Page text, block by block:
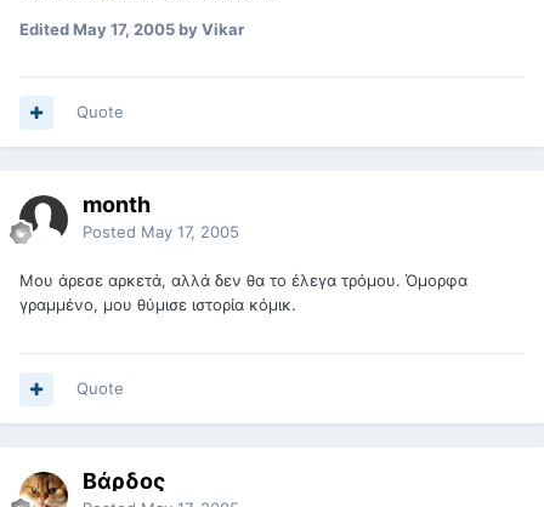
EditedMay 17, 2005by Vikar
Quote
month
Posted May 17, 2005
Μου άρεσε αρκετά, αλλά δεν θα το έλεγα τρόμου. Όμορφα
γραμμένο, μου θύμισε ιστορία κόμικ.
Quote
Βάρδος